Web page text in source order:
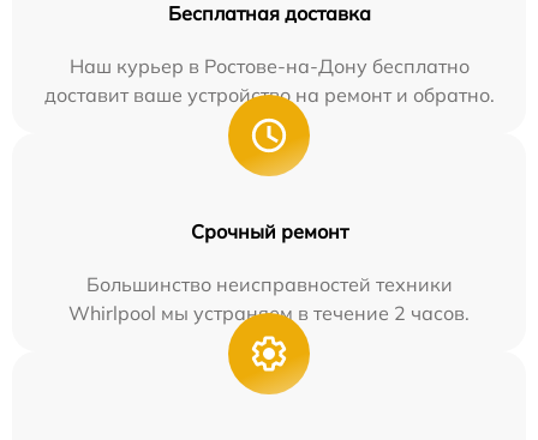
Бесплатная доставка
Наш курьер в Ростове-на-Дону бесплатно
доставит ваше устройство на ремонт и обратно.
Срочный ремонт
Большинство неисправностей техники
Whirlpool мы устраняем в течение 2 часов.